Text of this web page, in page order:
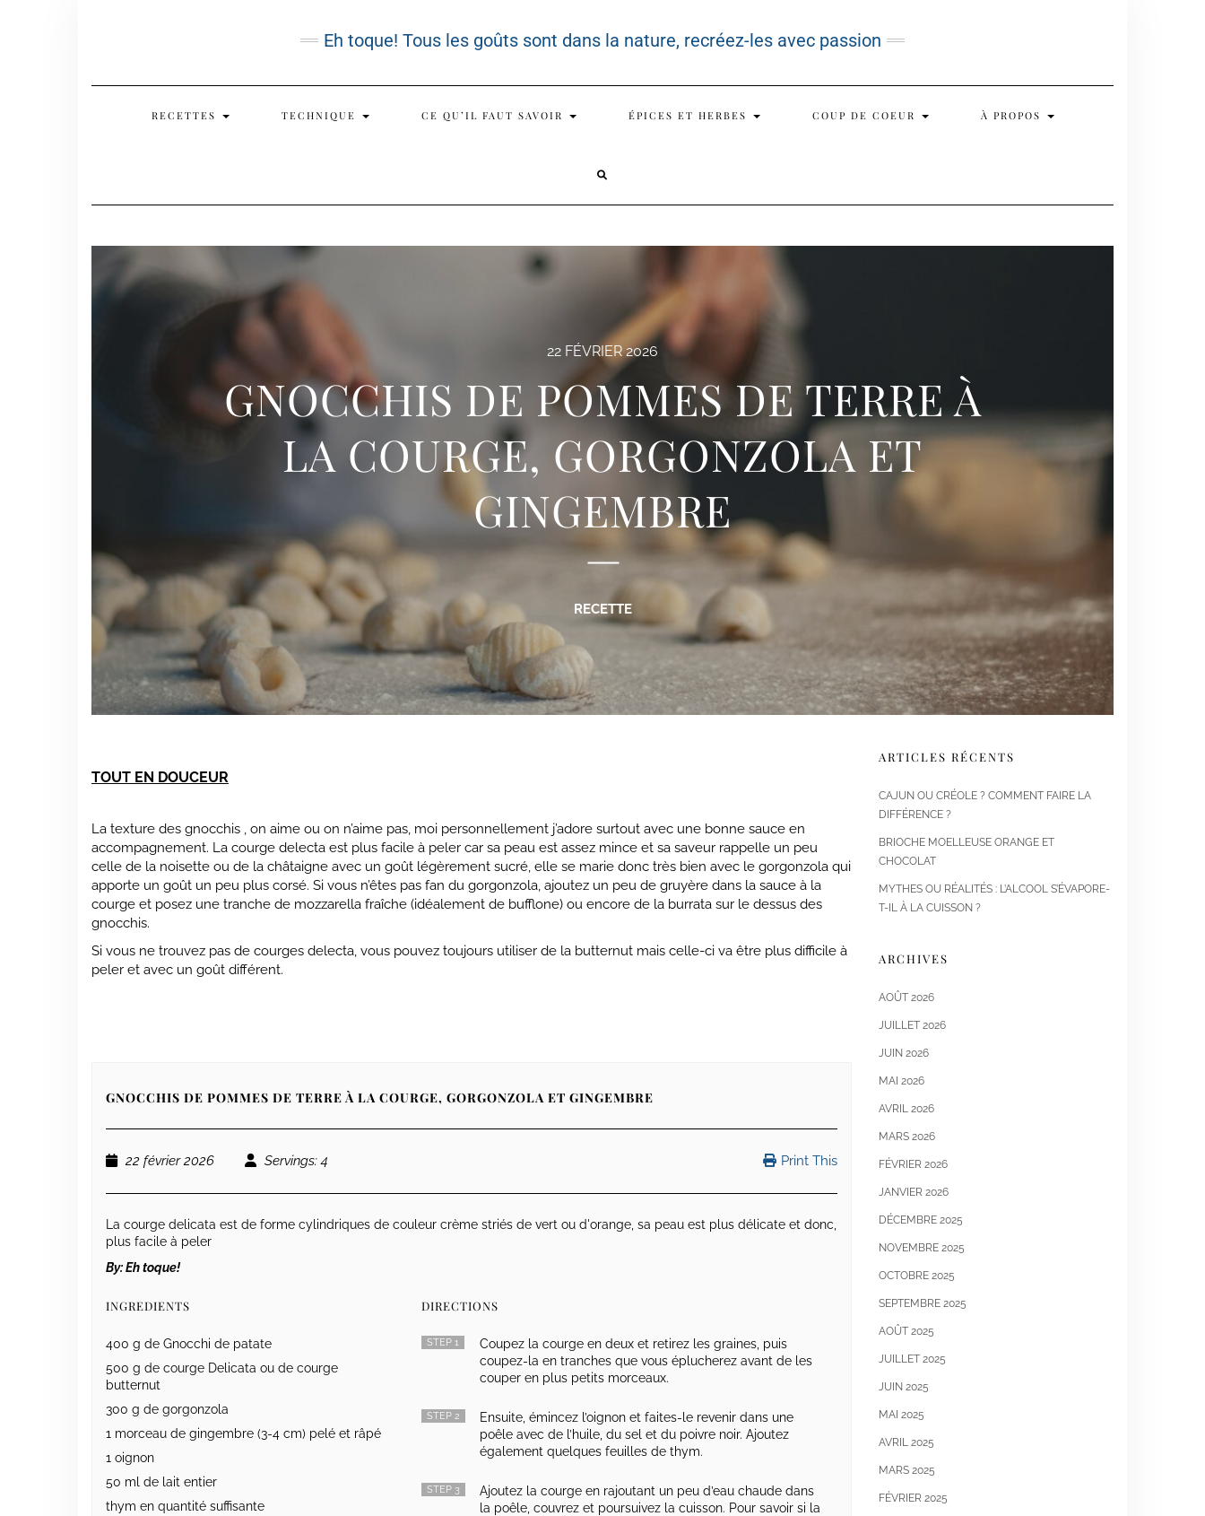
Eh toque! Tous les goûts sont dans la nature, recréez-les avec passion
RECETTES TECHNIQUE CE QU’IL FAUT SAVOIR ÉPICES ET HERBES COUP DE COEUR À PROPOS
22 FÉVRIER 2026
GNOCCHIS DE POMMES DE TERRE À
LA COURGE, GORGONZOLA ET
GINGEMBRE
RECETTE
TOUT EN DOUCEUR
La texture des gnocchis , on aime ou on n’aime pas, moi personnellement j’adore surtout avec une bonne sauce en
accompagnement. La courge delecta est plus facile à peler car sa peau est assez mince et sa saveur rappelle un peu
celle de la noisette ou de la châtaigne avec un goût légèrement sucré, elle se marie donc très bien avec le gorgonzola qui
apporte un goût un peu plus corsé. Si vous n’êtes pas fan du gorgonzola, ajoutez un peu de gruyère dans la sauce à la
courge et posez une tranche de mozzarella fraîche (idéalement de bufflone) ou encore de la burrata sur le dessus des
gnocchis.
Si vous ne trouvez pas de courges delecta, vous pouvez toujours utiliser de la butternut mais celle-ci va être plus difficile à
peler et avec un goût différent.
GNOCCHIS DE POMMES DE TERRE À LA COURGE, GORGONZOLA ET GINGEMBRE
22 février 2026 Servings: 4 Print This
La courge delicata est de forme cylindriques de couleur crème striés de vert ou d'orange, sa peau est plus délicate et donc,
plus facile à peler
By:Eh toque!
INGREDIENTS
400 g de Gnocchi de patate
500 g de courge Delicata ou de courge
butternut
300 g de gorgonzola
1 morceau de gingembre (3-4 cm) pelé et râpé
1 oignon
50 ml de lait entier
thym en quantité suffisante
DIRECTIONS
STEP 1
Coupez la courge en deux et retirez les graines, puis
coupez-la en tranches que vous éplucherez avant de les
couper en plus petits morceaux.
STEP 2
Ensuite, émincez l’oignon et faites-le revenir dans une
poêle avec de l’huile, du sel et du poivre noir. Ajoutez
également quelques feuilles de thym.
STEP 3
Ajoutez la courge en rajoutant un peu d’eau chaude dans
la poêle, couvrez et poursuivez la cuisson. Pour savoir si la
ARTICLES RÉCENTS
CAJUN OU CRÉOLE ? COMMENT FAIRE LA
DIFFÉRENCE ?
BRIOCHE MOELLEUSE ORANGE ET
CHOCOLAT
MYTHES OU RÉALITÉS : L’ALCOOL S’ÉVAPORE-
T-IL À LA CUISSON ?
ARCHIVES
AOÛT 2026
JUILLET 2026
JUIN 2026
MAI 2026
AVRIL 2026
MARS 2026
FÉVRIER 2026
JANVIER 2026
DÉCEMBRE 2025
NOVEMBRE 2025
OCTOBRE 2025
SEPTEMBRE 2025
AOÛT 2025
JUILLET 2025
JUIN 2025
MAI 2025
AVRIL 2025
MARS 2025
FÉVRIER 2025